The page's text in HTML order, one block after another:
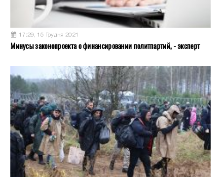
17:29, 15 Грудня 2021
Минусы законопроекта о финансировании политпартий, - эксперт